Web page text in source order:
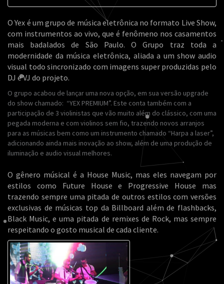
O Yex é um grupo de música eletrônica no formato Live Show,
com instrumentos ao vivo, que é fenômeno nos casamentos
mais badalados de São Paulo. O Grupo traz toda a
modernidade da música eletrônica, aliada a um show audio
visual todo sincronizado com imagens super produzidas pelo
DJ e VJ do projeto.
O grupo acabou de lançar uma nova opção, em sua versão upgrade
do show chamado: “YEX PREMIUM”. Este conta também com a
participação de 3 violinistas que vão muito além do clássico, com uma
pegada moderna e com violinos sem fio, trazendo novos arranjos
para as músicas bem como um instrumento chamado “Harpa a laser”,
adicionando ainda mais inovação ao show, além de uma produção de
iluminação e audio visual melhores.
O gênero músical é a House Music, mas eles navegam por
estilos como Future House e Progressive House mas
trazendo sempre uma pitada de outros estilos com versões
exclusivas de músicas top da Billboard além de flashbacks,
Black Music, e uma pitada de remixes de Rock, mas sempre
respeitando o gosto musical de cada cliente.